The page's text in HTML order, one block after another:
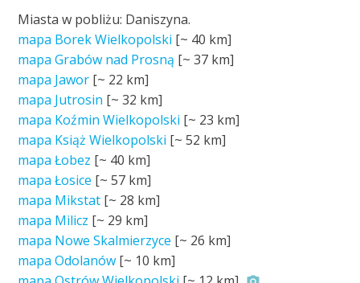
Miasta w pobliżu: Daniszyna.
mapa Borek Wielkopolski [~ 40 km]
mapa Grabów nad Prosną [~37 km]
mapa Jawor [~ 22 km]
mapa Jutrosin [~32 km]
mapa Koźmin Wielkopolski [~ 23 km]
mapa Książ Wielkopolski [~52 km]
mapa Łobez [~ 40 km]
mapa Łosice [~57 km]
mapa Mikstat [~ 28 km]
mapa Milicz [~ 29 km]
mapa Nowe Skalmierzyce [~ 26 km]
mapa Odolanów [~ 10 km]